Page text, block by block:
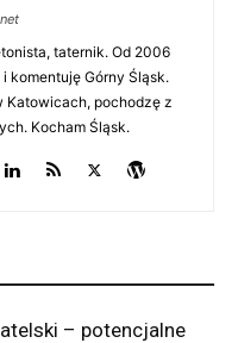
taternik. Od 2006
komentuję Górny Śląsk.
Katowicach, pochodzę z
Kocham Śląsk.
– potencjalne